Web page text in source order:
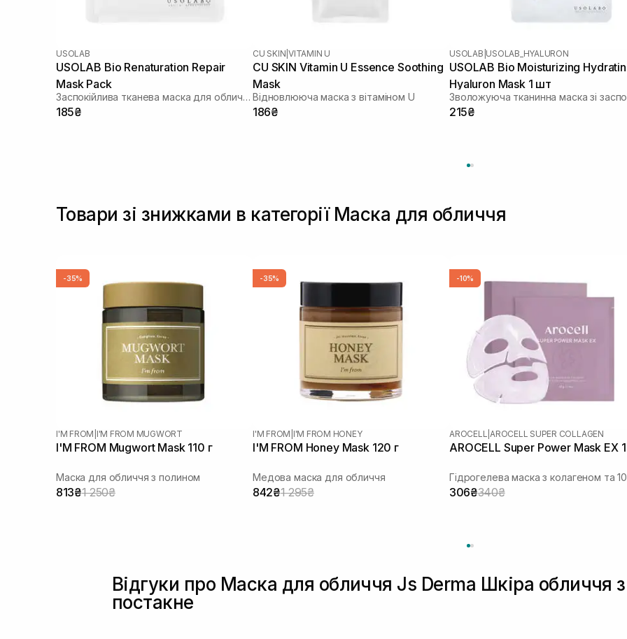
USOLAB
USOLAB Bio Renaturation Repair
Mask Pack
Заспокійлива тканева маска для обличчя
185₴
CU SKIN |VITAMIN U
CU SKIN Vitamin U Essence Soothing
Mask
Відновлююча маска з вітаміном U
186₴
USOLAB USOLAB_HYALURON
USOLAB Bio Moisturizing
Hyaluron Mask 1 шт
215₴
Товари зі знижками в категорії Маска для обличчя
-35%
I'M FROM I'M FROM MUGWORT
I'M FROM Mugwort Mask 110 г
Маска для обличчя з полином
813₴1 250₴
-35%
I'M FROM I'M FROM HONEY
I'M FROM Honey Mask 120 г
Медова маска для обличчя
842₴1 295₴
-10%
AROCELL AROCELL SUPER COLLAGEN
AROCELL Super Power Mask EX
306₴340₴
Відгуки про Маска для обличчя Js Derma Шкіра обличчя
постакне